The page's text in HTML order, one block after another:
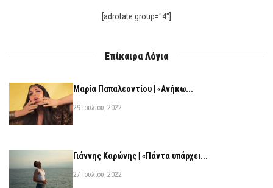
[adrotate group="4"]
Επίκαιρα Λόγια
Μαρία Παπαλεοντίου | «Ανήκω...
29 Ιουλίου, 2022
Γιάννης Καρώνης | «Πάντα υπάρχει...
27 Ιουλίου, 2022